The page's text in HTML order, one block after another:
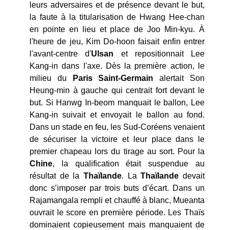
leurs adversaires et de présence devant le but,
la faute à la titularisation de Hwang Hee-chan
en pointe en lieu et place de Joo Min-kyu. À
l'heure de jeu, Kim Do-hoon faisait enfin entrer
l'avant-centre d'Ulsan et repositionnait Lee
Kang-in dans l'axe. Dès la première action, le
milieu du
Paris Saint-Germain alertait Son
Heung-min à gauche qui centrait fort devant le
but. Si Hanwg In-beom manquait le ballon, Lee
Kang-in suivait et envoyait le ballon au fond.
Dans un stade en feu, les Sud-Coréens venaient
de sécuriser la victoire et leur place dans le
premier chapeau lors du tirage au sort. Pour la
Chine, la qualification était suspendue au
résultat de la Thaïlande. LaThaïlande devait
donc s’imposer par trois buts d’écart. Dans un
Rajamangala rempli et chauffé à blanc, Mueanta
ouvrait le score en première période. Les Thaïs
dominaient copieusement mais manquaient de